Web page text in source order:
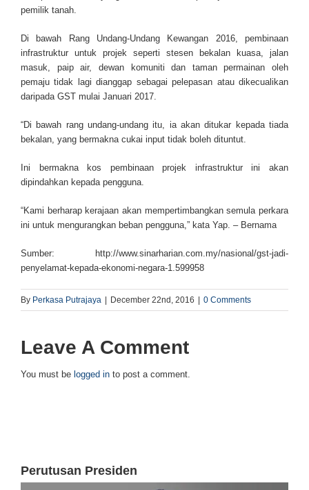
pemilik tanah.
Di bawah Rang Undang-Undang Kewangan 2016, pembinaan
infrastruktur untuk projek seperti stesen bekalan kuasa, jalan
masuk, paip air, dewan komuniti dan taman permainan oleh
pemaju tidak lagi dianggap sebagai pelepasan atau dikecualikan
daripada GST mulai Januari 2017.
“Di bawah rang undang-undang itu, ia akan ditukar kepada tiada
bekalan, yang bermakna cukai input tidak boleh dituntut.
Ini bermakna kos pembinaan projek infrastruktur ini akan
dipindahkan kepada pengguna.
“Kami berharap kerajaan akan mempertimbangkan semula perkara
ini untuk mengurangkan beban pengguna,” kata Yap. – Bernama
Sumber: http://www.sinarharian.com.my/nasional/gst-jadi-
penyelamat-kepada-ekonomi-negara-1.599958
By Perkasa Putrajaya December 22nd, 2016 0 Comments
Leave A Comment
You must be logged in to post a comment.
Perutusan Presiden